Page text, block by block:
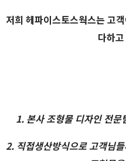
저희 헤파이스토스웍스는 고
다하
1. 본사 조형물 디자인 전
2. 직접생산방식으로 고객님